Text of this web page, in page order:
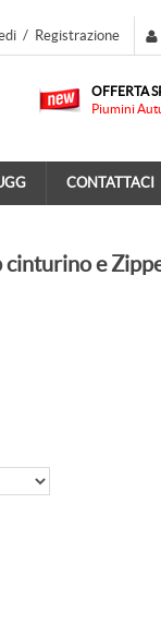
/ Registrazione
OFFERTA
Piumini
CONTATTACI
cinturino e